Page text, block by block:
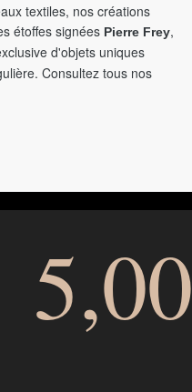
textiles, nos créations
étoffes signées Pierre Frey,
d'objets uniques
Consultez tous nos
5,00